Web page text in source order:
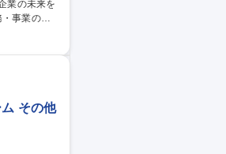
事業の両
その他